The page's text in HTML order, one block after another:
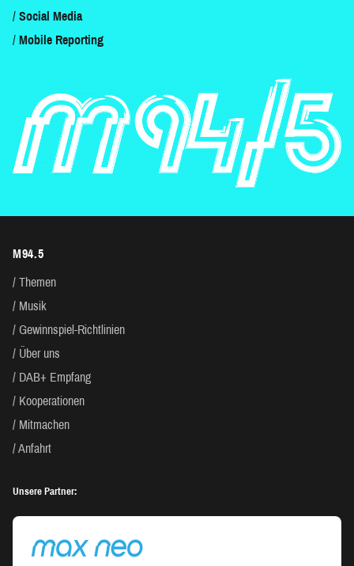
Social Media
Mobile Reporting
M94.5
Themen
Musik
Gewinnspiel-Richtlinien
Über uns
DAB+ Empfang
Kooperationen
Mitmachen
Anfahrt
Unsere Partner: